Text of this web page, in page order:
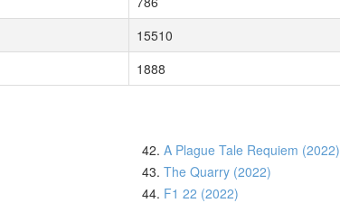
15510
1888
42. A Plague Tale Requiem (2022)
43. The Quarry (2022)
44. F1 22 (2022)